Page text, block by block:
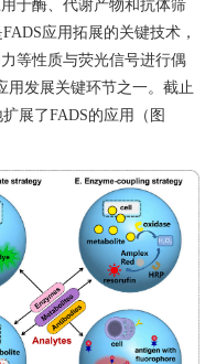
于酶、代谢产物和抗体筛
FADS应用拓展的关键技术，
等性质与荧光信号进行偶
用发展关键环节之一。截止
展了FADS的应用（图